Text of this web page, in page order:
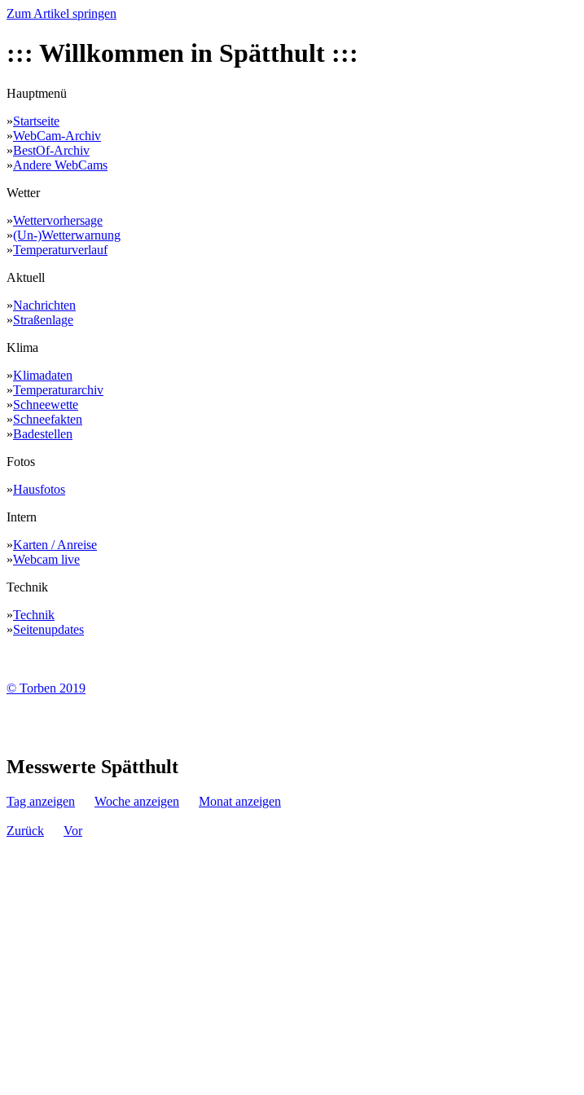
Zum Artikel springen
::: Willkommen in Spätthult :::
Hauptmenü
»Startseite
»WebCam-Archiv
»BestOf-Archiv
»Andere WebCams
Wetter
»Wettervorhersage
»(Un-)Wetterwarnung
»Temperaturverlauf
Aktuell
»Nachrichten
»Straßenlage
Klima
»Klimadaten
»Temperaturarchiv
»Schneewette
»Schneefakten
»Badestellen
Fotos
»Hausfotos
Intern
»Karten / Anreise
»Webcam live
Technik
»Technik
»Seitenupdates
© Torben 2019
Messwerte Spätthult
Tag anzeigen Woche anzeigen Monat anzeigen
Zurück Vor